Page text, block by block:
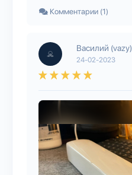
Комментарии (1)
Василий (vazy)
24-02-2023